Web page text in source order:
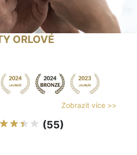
ORLOVÉ
Zobrazit více >>
(55)